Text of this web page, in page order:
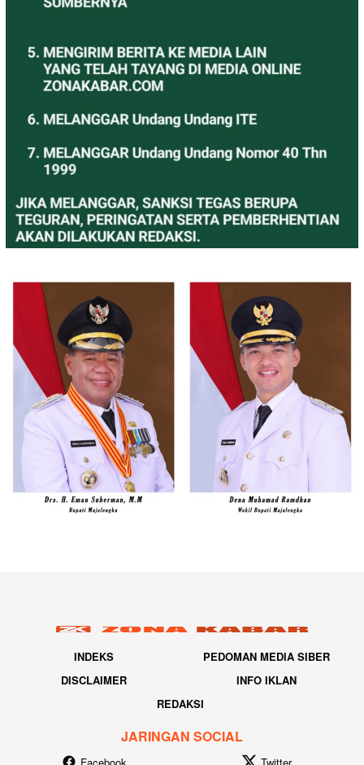
INDEKS
PEDOMAN MEDIA SIBER
DISCLAIMER
INFO IKLAN
REDAKSI
JARINGAN SOCIAL
Facebook
Twitter